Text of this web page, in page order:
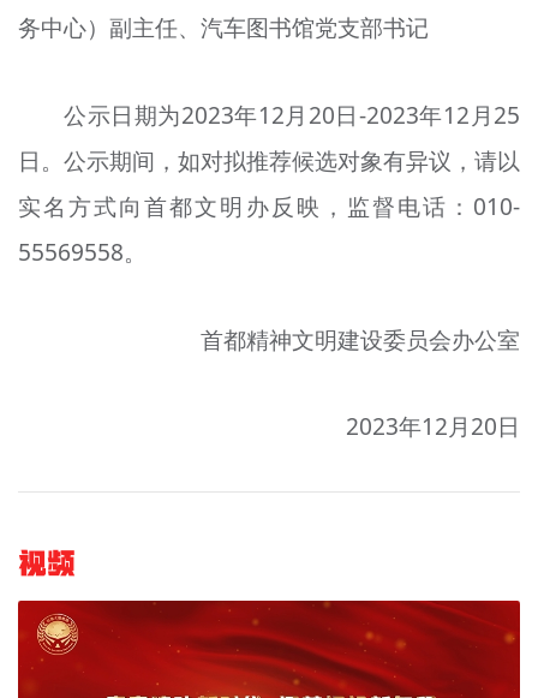
务中心）副主任、汽车图书馆党支部书记
公示日期为2023年12月20日-2023年12月25
日。公示期间，如对拟推荐候选对象有异议，请以
实名方式向首都文明办反映，监督电话：010-
55569558。
首都精神文明建设委员会办公室
2023年12月20日
视频